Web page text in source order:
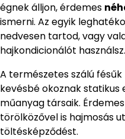
égnek álljon, érdemes
ismerni. Az egyik
nedvesen tartod, vagy
hajkondicionálót használsz.
A természetes szálú
kevésbé okoznak
műanyag társaik.
törölközővel is hajmosás
töltésképződést.